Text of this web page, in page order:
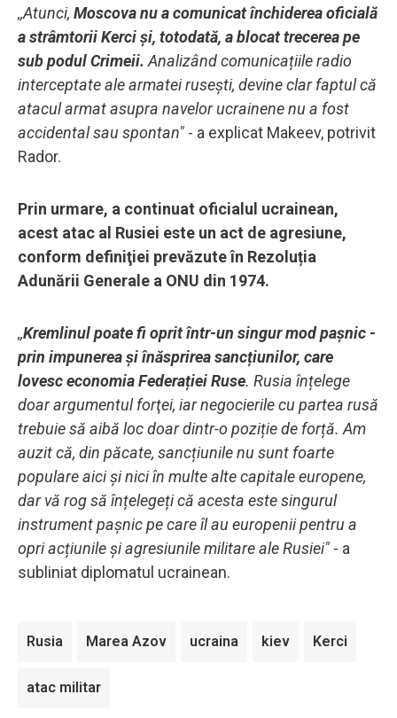
,,Atunci, Moscova nu a comunicat închiderea oficială
a strâmtorii Kerci și, totodată, a blocat trecerea pe
sub podul Crimeii. Analizând comunicațiile radio
interceptate ale armatei rusești, devine clar faptul că
atacul armat asupra navelor ucrainene nu a fost
accidental sau spontan" - a explicat Makeev, potrivit
Rador.
Prin urmare, a continuat oficialul ucrainean,
acest atac al Rusiei este un act de agresiune,
conform definiţiei prevăzute în Rezoluția
Adunării Generale a ONU din 1974.
,,Kremlinul poate fi oprit într-un singur mod pașnic -
prin impunerea și înăsprirea sancțiunilor, care
lovesc economia Federației Ruse. Rusia înțelege
doar argumentul forţei, iar negocierile cu partea rusă
trebuie să aibă loc doar dintr-o poziție de forță. Am
auzit că, din păcate, sancțiunile nu sunt foarte
populare aici şi nici în multe alte capitale europene,
dar vă rog să înțelegeți că acesta este singurul
instrument pașnic pe care îl au europenii pentru a
opri acțiunile și agresiunile militare ale Rusiei" - a
subliniat diplomatul ucrainean.
Rusia Marea Azov ucraina kiev Kerci
atac militar